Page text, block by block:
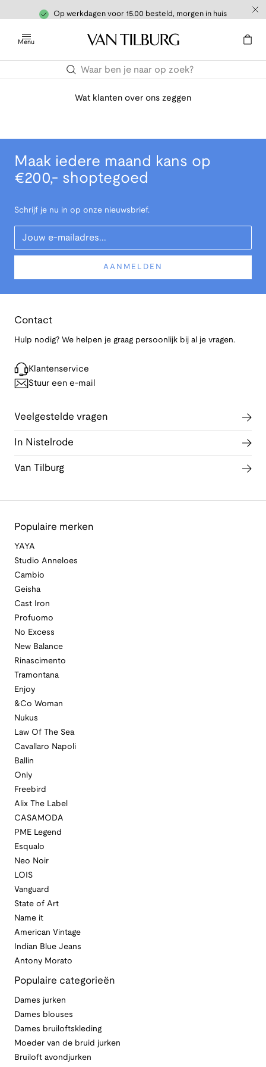
Op werkdagen voor 15.00 besteld, morgen in huis
Menu
Wat klanten over ons zeggen
Maak iedere maand kans op
€200,- shoptegoed
Schrijf je nu in op onze nieuwsbrief.
Your Email
AANMELDEN
Contact
Hulp nodig? We helpen je graag persoonlijk bij al je vragen.
Klantenservice
Stuur een e-mail
Veelgestelde vragen
In Nistelrode
Van Tilburg
Populaire merken
YAYA
Studio Anneloes
Cambio
Geisha
Cast Iron
Profuomo
No Excess
New Balance
Rinascimento
Tramontana
Enjoy
&Co Woman
Nukus
Law Of The Sea
Cavallaro Napoli
Ballin
Only
Freebird
Alix The Label
CASAMODA
PME Legend
Esqualo
Neo Noir
LOIS
Vanguard
State of Art
Name it
American Vintage
Indian Blue Jeans
Antony Morato
Populaire categorieën
Dames jurken
Dames blouses
Dames bruiloftskleding
Moeder van de bruid jurken
Bruiloft avondjurken